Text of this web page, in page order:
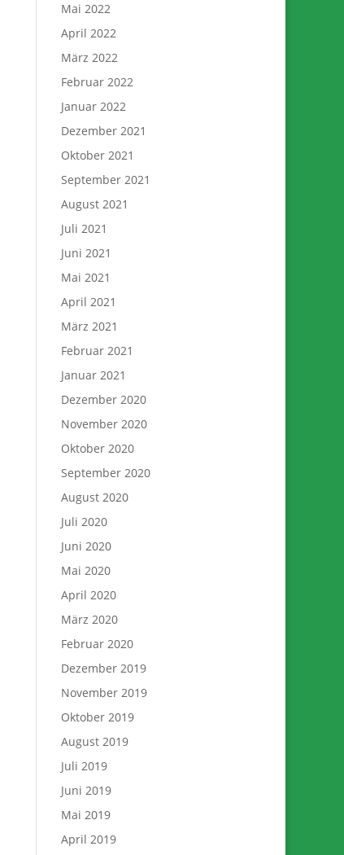
Mai 2022
April 2022
März 2022
Februar 2022
Januar 2022
Dezember 2021
Oktober 2021
September 2021
August 2021
Juli 2021
Juni 2021
Mai 2021
April 2021
März 2021
Februar 2021
Januar 2021
Dezember 2020
November 2020
Oktober 2020
September 2020
August 2020
Juli 2020
Juni 2020
Mai 2020
April 2020
März 2020
Februar 2020
Dezember 2019
November 2019
Oktober 2019
August 2019
Juli 2019
Juni 2019
Mai 2019
April 2019